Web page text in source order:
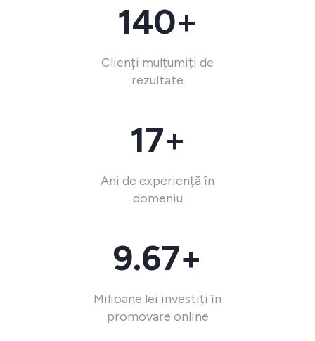
140+
Clienți mulțumiți de
rezultate
17+
Ani de experiență în
domeniu
9.67+
Milioane lei investiți în
promovare online